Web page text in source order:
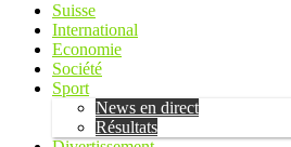
Suisse
International
Economie
Société
Sport
News en direct
Résultats